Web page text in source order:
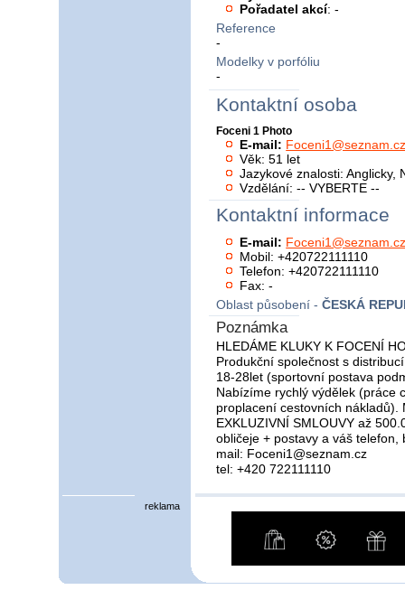
Pořadatel akcí: -
Reference
-
Modelky v porfóliu
-
Kontaktní osoba
Foceni 1 Photo
E-mail:
Věk: 51 let
Jazykové znalosti: Anglicky,
Vzdělání: -- VYBERTE --
Kontaktní informace
E-mail:
Mobil: +420722111110
Telefon: +420722111110
Fax: -
Oblast působení - ČESKÁ
Poznámka
HLEDÁME KLUKY K FOCENÍ
Produkční společnost s
18-28let (sportovní postava
Nabízíme rychlý výdělek (práce
proplacení cestovních
EXKLUZIVNÍ SMLOUVY až
obličeje + postavy a váš
mail: Foceni1@seznam.cz
tel: +420 722111110
reklama